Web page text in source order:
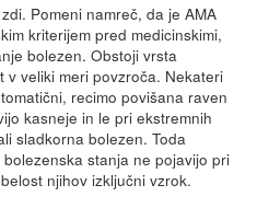
Pomeni namreč, da je AMA
kriterijem pred medicinskimi,
bolezen. Obstoji vrsta
veliki meri povzroča. Nekateri
recimo povišana raven
kasneje in le pri ekstremnih
sladkorna bolezen. Toda
stanja ne pojavijo pri
njihov izključni vzrok.